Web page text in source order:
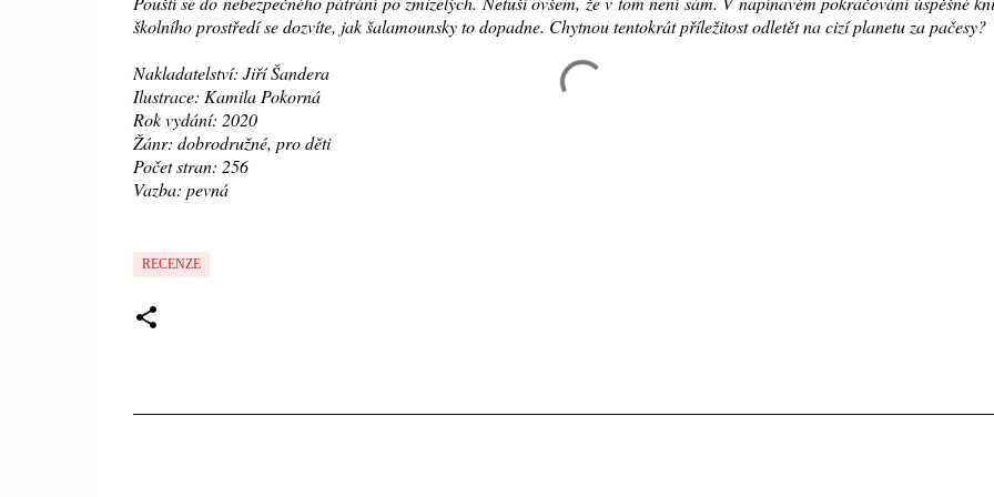
školního prostředí se dozvíte, jak šalamounsky to dopadne. Chytnou tentokrát příležitost odletět na cizí planetu za pačesy?
Nakladatelství: Jiří Šandera
Ilustrace: Kamila Pokorná
Rok vydání: 2020
Žánr: dobrodružné, pro děti
Počet stran: 256
Vazba: pevná
RECENZE